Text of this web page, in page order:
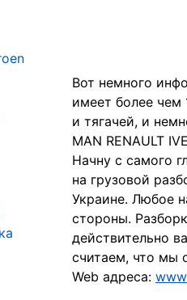
Вот немного
имеет более чем
и тягачей, и
MAN RENAULT
Начну с самого
на грузовой
Украине. Любое
стороны.
действительно
считаем, что мы
Web адреса: